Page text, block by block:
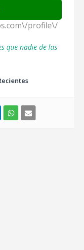
profile\/
que nadie de las